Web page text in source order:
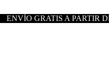
ENVÍO GRATIS A PARTIR